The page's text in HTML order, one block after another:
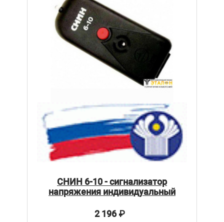
СНИН 6-10 - сигнализатор
напряжения индивидуальный
2 196₽